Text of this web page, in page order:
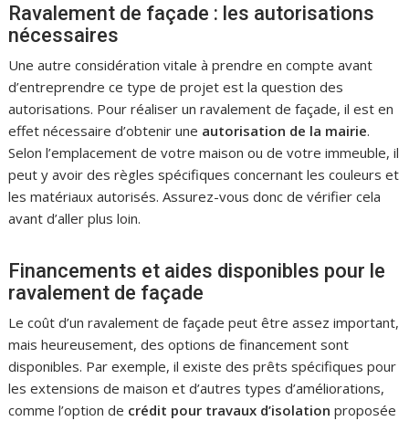
Ravalement de façade : les autorisations
nécessaires
Une autre considération vitale à prendre en compte avant
d’entreprendre ce type de projet est la question des
autorisations. Pour réaliser un ravalement de façade, il est en
effet nécessaire d’obtenir une autorisation de la mairie.
Selon l’emplacement de votre maison ou de votre immeuble, il
peut y avoir des règles spécifiques concernant les couleurs et
les matériaux autorisés. Assurez-vous donc de vérifier cela
avant d’aller plus loin.
Financements et aides disponibles pour le
ravalement de façade
Le coût d’un ravalement de façade peut être assez important,
mais heureusement, des options de financement sont
disponibles. Par exemple, il existe des prêts spécifiques pour
les extensions de maison et d’autres types d’améliorations,
comme l’option de crédit pour travaux d’isolation proposée